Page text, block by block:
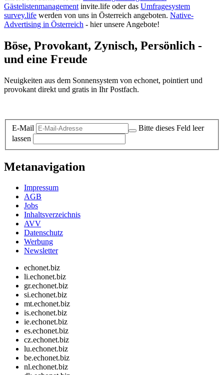
Gästelistenmanagement invite.life oder das Umfragesystem
survey.life werden von uns in Österreich angeboten. Native-
Advertising in Österreich - hier unsere Angebote!
Böse, Provokant, Zynisch, Persönlich -
und eine Freude
Neuigkeiten aus dem Sonnensystem von echonet, pointiert und
provokant direkt und gratis in Ihr Postfach.
E-Mail
Bitte dieses Feld leer
lassen
Metanavigation
Impressum
AGB
Jobs
Inhaltsverzeichnis
AVV
Datenschutz
Werbung
Newsletter
echonet.biz
li.echonet.biz
gr.echonet.biz
si.echonet.biz
mt.echonet.biz
is.echonet.biz
ie.echonet.biz
es.echonet.biz
cz.echonet.biz
lu.echonet.biz
be.echonet.biz
nl.echonet.biz